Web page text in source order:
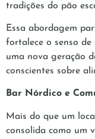
tradições do pão
Essa abordagem
fortalece o senso
uma nova geração
conscientes sobre
Bar Nórdico e
Mais do que um
consolida como um